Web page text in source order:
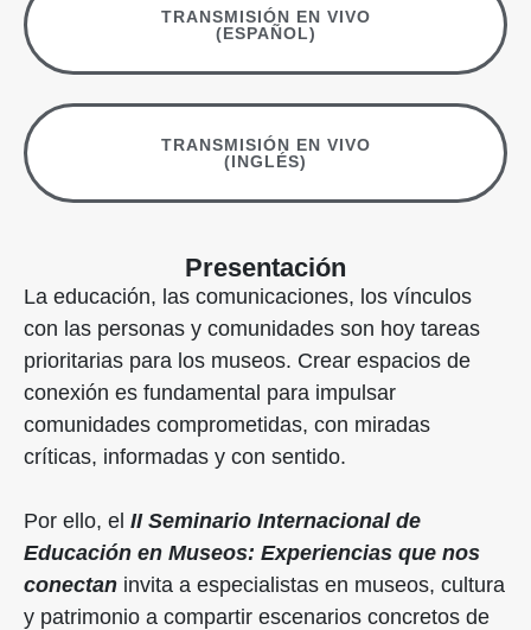
TRANSMISIÓN EN VIVO
(ESPAÑOL)
TRANSMISIÓN EN VIVO
(INGLÉS)
Presentación
La educación, las comunicaciones, los vínculos
con las personas y comunidades son hoy tareas
prioritarias para los museos. Crear espacios de
conexión es fundamental para impulsar
comunidades comprometidas, con miradas
críticas, informadas y con sentido.
Por ello, el II Seminario Internacional de
Educación en Museos: Experiencias que nos
conectan invita a especialistas en museos, cultura
y patrimonio a compartir escenarios concretos de